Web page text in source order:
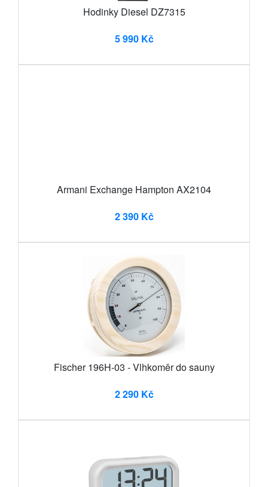
Hodinky Diesel DZ7315
5 990 Kč
Armani Exchange Hampton AX2104
2 390 Kč
Fischer 196H-03 - Vlhkoměr do sauny
2 290 Kč